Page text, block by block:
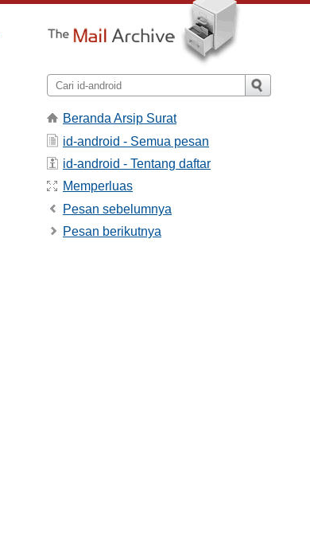
Beranda Arsip Surat
id-android - Semua pesan
id-android - Tentang daftar
Memperluas
Pesan sebelumnya
Pesan berikutnya